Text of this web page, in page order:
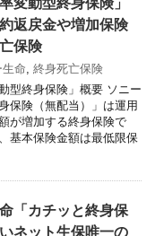
返戻金や増加保険
保険
生命
終身死亡保険
型終身保険」概要 ソニー
保険（無配当）」は運用
が増加する終身保険で
基本保険金額は最低限保
「カチッと終身保
ネット生保唯一の